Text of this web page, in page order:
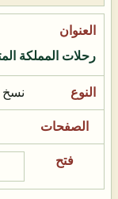
رحلات المملكة
نسخ